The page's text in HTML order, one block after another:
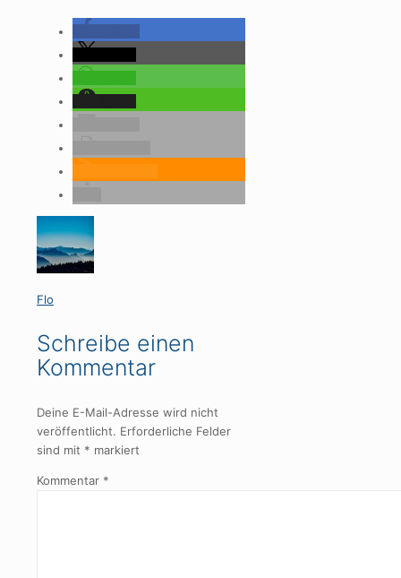
Flo
Schreibe einen
Kommentar
Deine E-Mail-Adresse wird nicht
veröffentlicht. Erforderliche Felder
sind mit * markiert
Kommentar *